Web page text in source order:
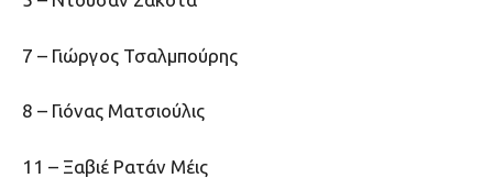
7 – Γιώργος Τσαλμπούρης
8 – Γιόνας Ματσιούλις
11 – Ξαβιέ Ρατάν Μέις